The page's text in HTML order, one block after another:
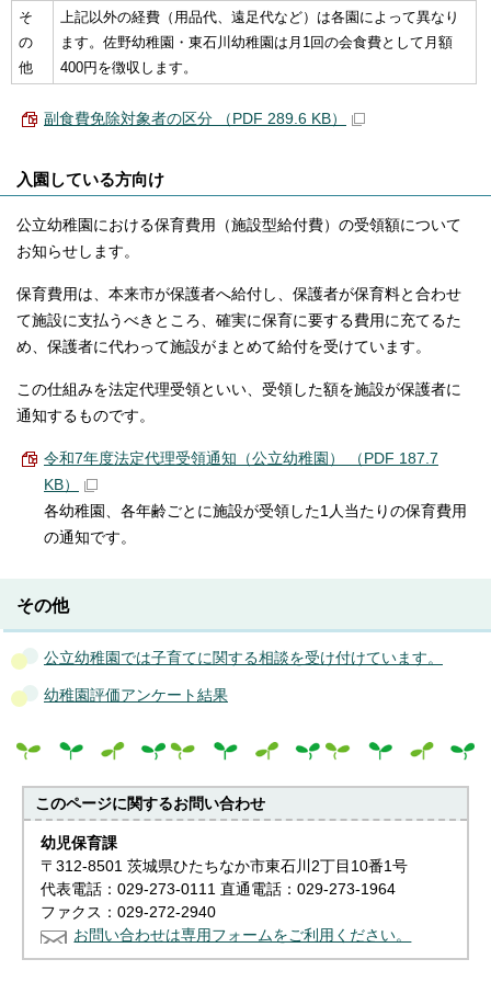
そ
の
他
上記以外の経費（用品代、遠足代など）は各園によって異なり
ます。佐野幼稚園・東石川幼稚園は月1回の会食費として月額
400円を徴収します。
副食費免除対象者の区分 （PDF 289.6 KB）
入園している方向け
公立幼稚園における保育費用（施設型給付費）の受領額について
お知らせします。
保育費用は、本来市が保護者へ給付し、保護者が保育料と合わせ
て施設に支払うべきところ、確実に保育に要する費用に充てるた
め、保護者に代わって施設がまとめて給付を受けています。
この仕組みを法定代理受領といい、受領した額を施設が保護者に
通知するものです。
令和7年度法定代理受領通知（公立幼稚園） （PDF 187.7
KB）
各幼稚園、各年齢ごとに施設が受領した1人当たりの保育費用
の通知です。
その他
公立幼稚園では子育てに関する相談を受け付けています。
幼稚園評価アンケート結果
このページに関するお問い合わせ
幼児保育課
〒312-8501 茨城県ひたちなか市東石川2丁目10番1号
代表電話：029-273-0111 直通電話：029-273-1964
ファクス：029-272-2940
お問い合わせは専用フォームをご利用ください。